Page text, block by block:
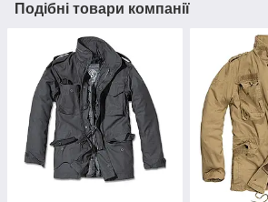
Подібні товари компанії